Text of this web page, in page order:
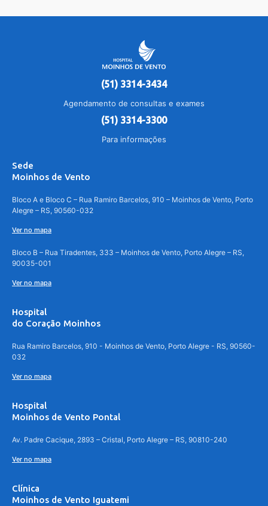
(51) 3314-3434
Agendamento de consultas e exames
(51) 3314-3300
Para informações
Sede
Moinhos de Vento
Bloco A e Bloco C – Rua Ramiro Barcelos, 910 – Moinhos de Vento, Porto
Alegre – RS, 90560-032
Ver no mapa
Bloco B – Rua Tiradentes, 333 – Moinhos de Vento, Porto Alegre – RS,
90035-001
Ver no mapa
Hospital
do Coração Moinhos
Rua Ramiro Barcelos, 910 - Moinhos de Vento, Porto Alegre - RS, 90560-
032
Ver no mapa
Hospital
Moinhos de Vento Pontal
Av. Padre Cacique, 2893 – Cristal, Porto Alegre – RS, 90810-240
Ver no mapa
Clínica
Moinhos de Vento Iguatemi